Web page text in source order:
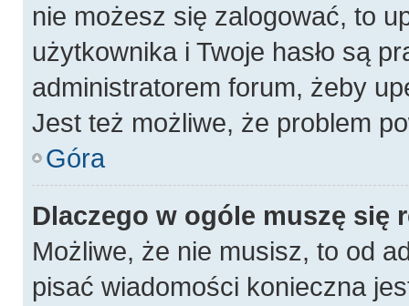
nie możesz się zalogować, to
użytkownika i Twoje hasło są
administratorem forum, żeby
Jest też możliwe, że problem
Góra
Dlaczego w ogóle muszę się
Możliwe, że nie musisz, to od
pisać wiadomości konieczna